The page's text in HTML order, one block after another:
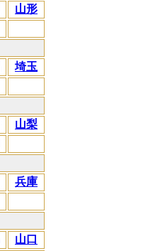
山形
埼玉
山梨
兵庫
山口